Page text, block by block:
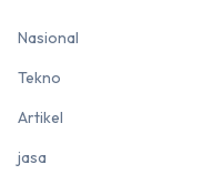
Nasional
Tekno
Artikel
jasa